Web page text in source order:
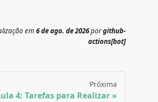
em 6 de ago. de 2026porgithub-
actions[bot]
Próxima
4: Tarefas para Realizar